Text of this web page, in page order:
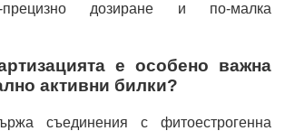
прецизно дозиране и по-малка
е особено важна
активни билки?
съединения с фитоестрогенна